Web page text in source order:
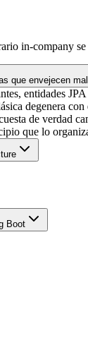
in-company
que envejecen mal
entidades
degenera
de verdad
que lo
Boot